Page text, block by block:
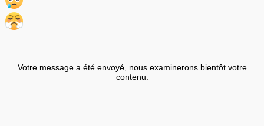
Votre message a été envoyé, nous examinerons bientôt votre
contenu.